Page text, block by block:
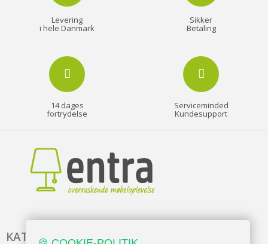
Levering
i hele Danmark
Sikker
Betaling
14 dages
fortrydelse
Serviceminded
Kundesupport
KATALOG